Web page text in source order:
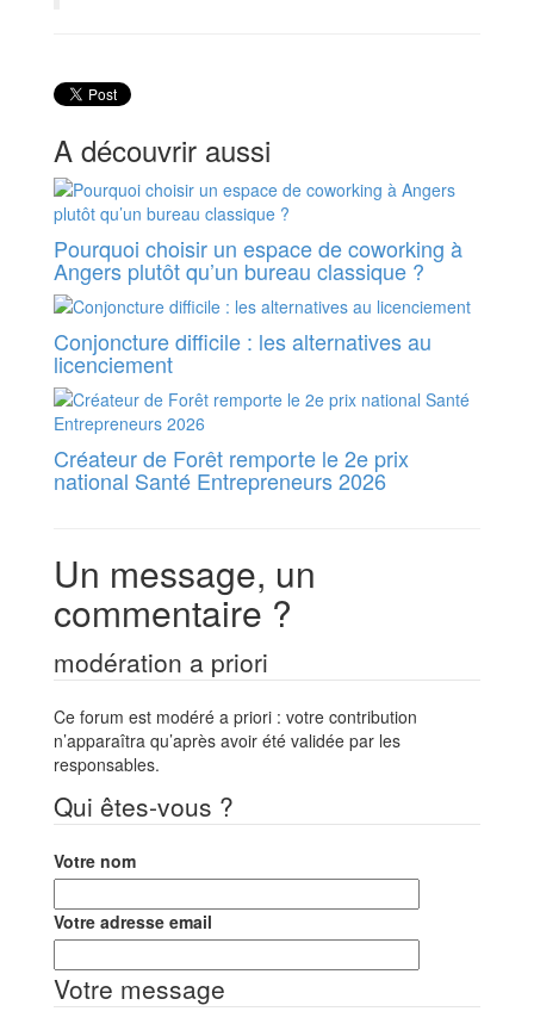
A découvrir aussi
Pourquoi choisir un espace de coworking à
Angers plutôt qu’un bureau classique ?
Conjoncture difficile : les alternatives au
licenciement
Créateur de Forêt remporte le 2e prix
national Santé Entrepreneurs 2026
Un message, un
commentaire ?
modération a priori
Ce forum est modéré a priori : votre contribution
n’apparaîtra qu’après avoir été validée par les
responsables.
Qui êtes-vous ?
Votre nom
Votre adresse email
Votre message